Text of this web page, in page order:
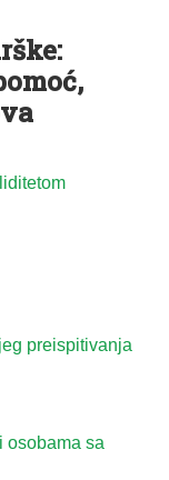
preispitivanja
osobama sa